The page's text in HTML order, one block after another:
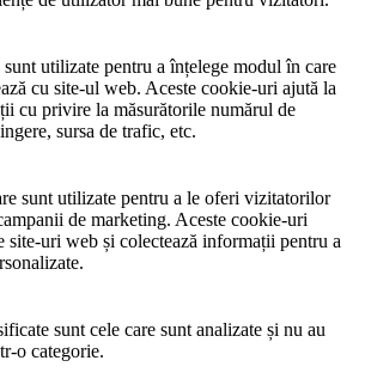
utilizate pentru a înțelege modul în care
cu site-ul web. Aceste cookie-uri ajută la
cu privire la măsurătorile numărul de
sursa de trafic, etc.
sunt utilizate pentru a le oferi vizitatorilor
de marketing. Aceste cookie-uri
site-uri web și colectează informații pentru a
sunt cele care sunt analizate și nu au
o categorie.